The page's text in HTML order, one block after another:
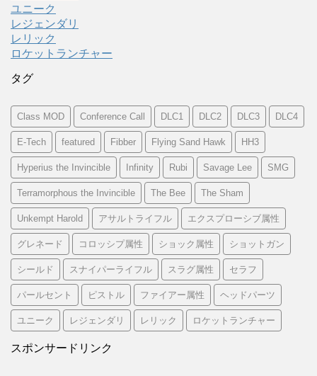
ユニーク
レジェンダリ
レリック
ロケットランチャー
タグ
Class MOD Conference Call DLC1 DLC2 DLC3 DLC4
E-Tech featured Fibber Flying Sand Hawk HH3
Hyperius the Invincible Infinity Rubi Savage Lee SMG
Terramorphous the Invincible The Bee The Sham
Unkempt Harold アサルトライフル エクスプローシブ属性
グレネード コロッシプ属性 ショック属性 ショットガン
シールド スナイパーライフル スラグ属性 セラフ
パールセント ピストル ファイアー属性 ヘッドパーツ
ユニーク レジェンダリ レリック ロケットランチャー
スポンサードリンク